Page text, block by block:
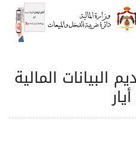
البيانات المالية